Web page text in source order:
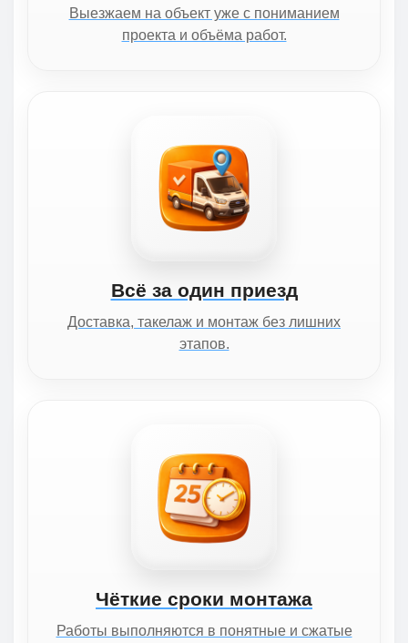
Выезжаем на объект уже с пониманием
проекта и объёма работ.
Всё за один приезд
Доставка, такелаж и монтаж без лишних
этапов.
Чёткие сроки монтажа
Работы выполняются в понятные и сжатые